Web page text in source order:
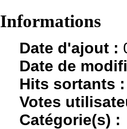
Informations
Date d'ajout :
Date de
Hits sortants :
Votes
Catégorie(s) :